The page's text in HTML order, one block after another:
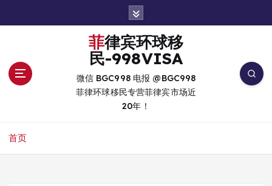
菲律宾环球移
民-998VISA
微信 BGC998 电报 @BGC998
菲律环球移民专营菲律宾市场近
20年！
首页